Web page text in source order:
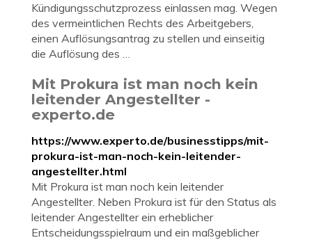
Kündigungsschutzprozess einlassen mag. Wegen
des vermeintlichen Rechts des Arbeitgebers,
einen Auflösungsantrag zu stellen und einseitig
die Auflösung des …
Mit Prokura ist man noch kein
leitender Angestellter -
experto.de
https://www.experto.de/businesstipps/mit-
prokura-ist-man-noch-kein-leitender-
angestellter.html
Mit Prokura ist man noch kein leitender
Angestellter. Neben Prokura ist für den Status als
leitender Angestellter ein erheblicher
Entscheidungsspielraum und ein maßgeblicher